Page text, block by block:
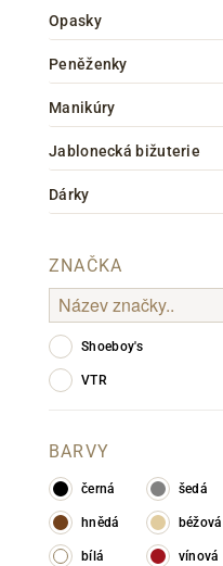
Opasky
Peněženky
Manikúry
Jablonecká bižuterie
Dárky
ZNAČKA
Shoeboy's
VTR
BARVY
černá šedá
hnědá béžová
bílá vínová